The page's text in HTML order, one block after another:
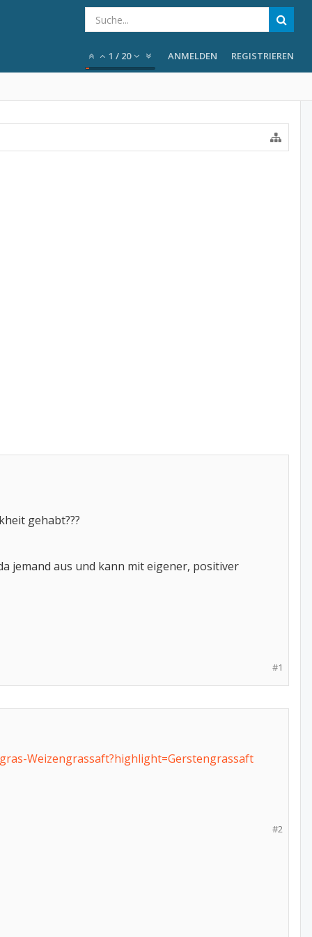
1 / 20 ANMELDEN REGISTRIEREN
gehabt???
jemand aus und kann mit eigener, positiver
#1
Weizengrassaft?highlight=Gerstengrassaft
#2